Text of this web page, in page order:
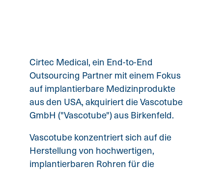
Cirtec Medical, ein End-to-End
Outsourcing Partner mit einem Fokus
auf implantierbare Medizinprodukte
aus den USA, akquiriert die Vascotube
GmbH ("Vascotube") aus Birkenfeld.
Vascotube konzentriert sich auf die
Herstellung von hochwertigen,
implantierbaren Rohren für die